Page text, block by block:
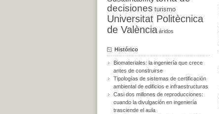
decisiones turismo
Universitat Politècnica
de València áridos
Histórico
Biomateriales: la ingeniería que crece
antes de construirse
Tipologías de sistemas de certificación
ambiental de edificios e infraestructuras
Casi dos millones de reproducciones:
cuando la divulgación en ingeniería
trasciende el aula